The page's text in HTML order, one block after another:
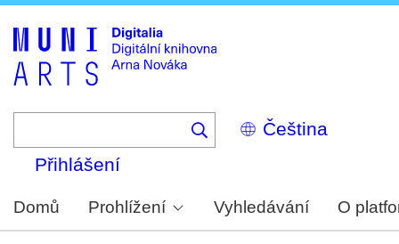
Select
your
Přihlášení
Domů Prohlížení Vyhledávání O